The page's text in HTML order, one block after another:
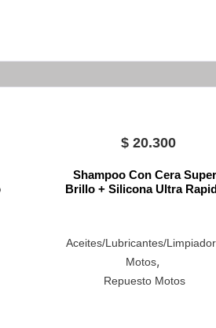
$ 20.300
Shampoo Con Cera Super
Brillo + Silicona Ultra
Aceites/Lubricantes/Limpiador
Motos,
Repuesto Motos